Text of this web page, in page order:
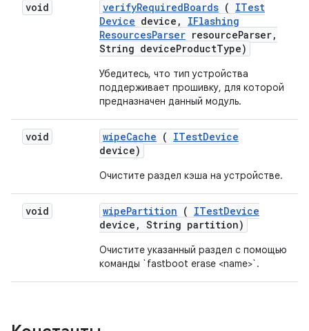
void verifyRequiredBoards ( ITest
Device device ,
IFlashing
ResourcesParser resourceParser,
String deviceProductType)
Убедитесь, что тип устройства
поддерживает прошивку, для которой
предназначен данный модуль.
void wipeCache ( ITestDevice
device)
Очистите раздел кэша на устройстве.
void wipePartition ( ITestDevice
device , String partition)
Очистите указанный раздел с помощью
команды `fastboot erase <name>`.